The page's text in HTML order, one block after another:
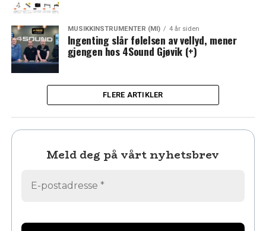
MUSIKKINSTRUMENTER (MI) 4 år siden
Ingenting slår følelsen av vellyd, mener
gjengen hos 4Sound Gjøvik (+)
FLERE ARTIKLER
Meld deg på vårt nyhetsbrev